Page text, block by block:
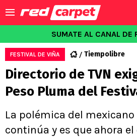
SUMATE AL CANAL DE
FESTIVAL DE VIÑA Tiempolibre
Directorio de TVN
Peso Pluma del
La polémica del
continúa y es que ahora